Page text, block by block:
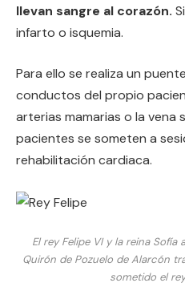
llevan sangre al corazón.
infarto o isquemia.
Para ello se realiza un
conductos del propio
arterias mamarias o la vena
pacientes se someten a
rehabilitación cardiaca.
El rey Felipe VI y la reina
Quirón de Pozuelo de Alarcón
sometido el